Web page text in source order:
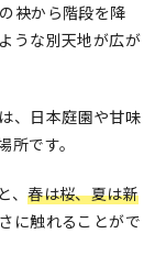
袂から階段を降
うな別天地が広が
、日本庭園や甘味
です。
、春は桜、夏は新
に触れることがで